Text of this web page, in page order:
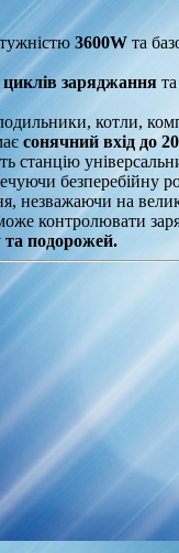
3600W та
циклів заряджання
котли,
сонячний вхід до
станцію
безперебійну
незважаючи на
контролювати
та подорожей.